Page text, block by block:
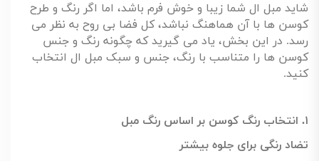
شاید مبل ال شما زیبا و خوش فرم باشد، اما اگر رنگ و طرح
کوسن ها با آن هماهنگ نباشد، کل فضا بی روح به نظر می
رسد. در این بخش، یاد می گیرید که چگونه رنگ و جنس
کوسن ها را متناسب با رنگ، جنس و سبک مبل ال انتخاب
کنید.
۱. انتخاب رنگ کوسن بر اساس رنگ مبل
تضاد رنگی برای جلوه بیشتر